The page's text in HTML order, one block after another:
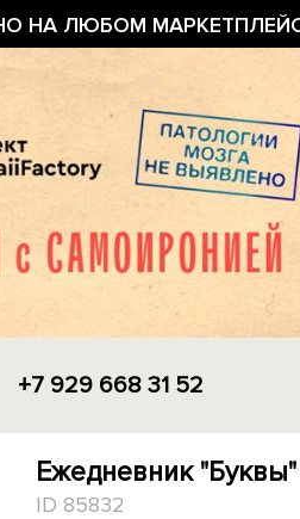
НА ЛЮБОМ
+7 929 668 31 52
Ежедневник
ID 85832